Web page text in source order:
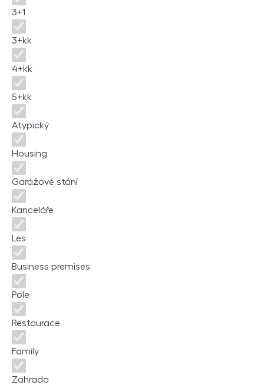
3+1
3+kk
4+kk
5+kk
Atypický
Housing
Garážové stání
Kanceláře
Les
Business premises
Pole
Restaurace
Family
Zahrada